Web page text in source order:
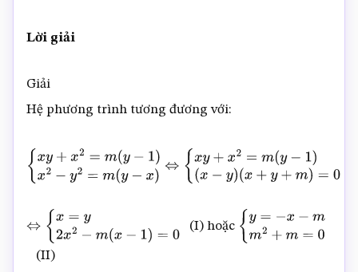
Lời giải
Giải
Hệ phương trình tương đương với:
{x y+ x2 =m (y −1)x2− y2= m y −x) ⇔ {xy+x2=m(y−1
⇔ x=y2x 2− m(x−1) =0 (I) hoặc {y =− x− mm2 +m
(II)